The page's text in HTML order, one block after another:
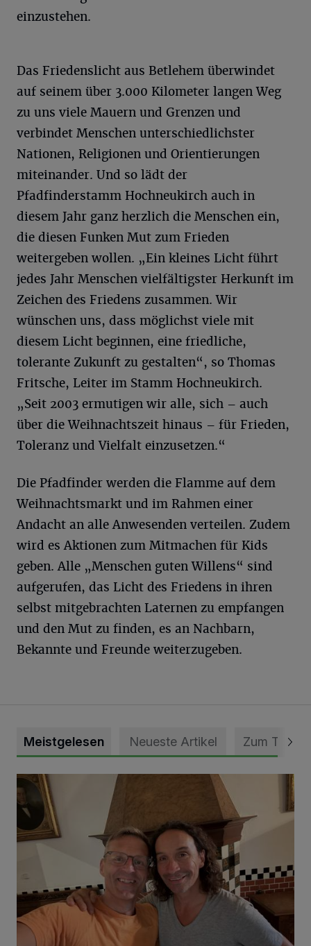
einzustehen.
Das Friedenslicht aus Betlehem überwindet
auf seinem über 3.000 Kilometer langen Weg
zu uns viele Mauern und Grenzen und
verbindet Menschen unterschiedlichster
Nationen, Religionen und Orientierungen
miteinander. Und so lädt der
Pfadfinderstamm Hochneukirch auch in
diesem Jahr ganz herzlich die Menschen ein,
die diesen Funken Mut zum Frieden
weitergeben wollen. „Ein kleines Licht führt
jedes Jahr Menschen vielfältigster Herkunft im
Zeichen des Friedens zusammen. Wir
wünschen uns, dass möglichst viele mit
diesem Licht beginnen, eine friedliche,
tolerante Zukunft zu gestalten“, so Thomas
Fritsche, Leiter im Stamm Hochneukirch.
„Seit 2003 ermutigen wir alle, sich – auch
über die Weihnachtszeit hinaus – für Frieden,
Toleranz und Vielfalt einzusetzen.“
Die Pfadfinder werden die Flamme auf dem
Weihnachtsmarkt und im Rahmen einer
Andacht an alle Anwesenden verteilen. Zudem
wird es Aktionen zum Mitmachen für Kids
geben. Alle „Menschen guten Willens“ sind
aufgerufen, das Licht des Friedens in ihren
selbst mitgebrachten Laternen zu empfangen
und den Mut zu finden, es an Nachbarn,
Bekannte und Freunde weiterzugeben.
Meistgelesen Neueste Artikel Zum Thema
„Loss dir nix jefalle“ in 7 Tage 1 Song